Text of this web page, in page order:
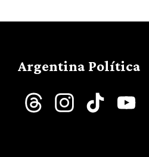
Argentina Política
Threads InstagramTikTok